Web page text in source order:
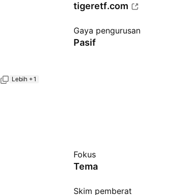
tigeretf.com
Gaya pengurusan
Pasif
Lebih +1
Fokus
Tema
Skim pemberat